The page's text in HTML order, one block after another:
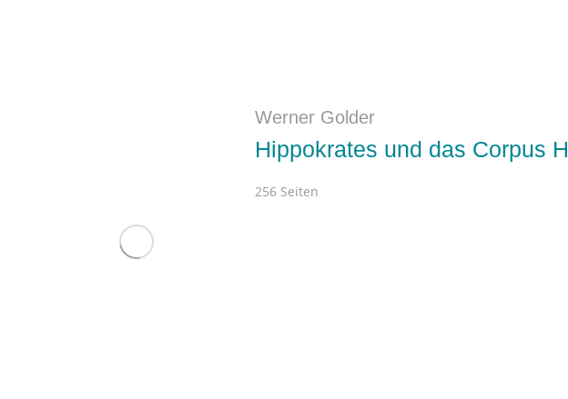
Werner Golder
Hippokrates und das Corpus
256 Seiten